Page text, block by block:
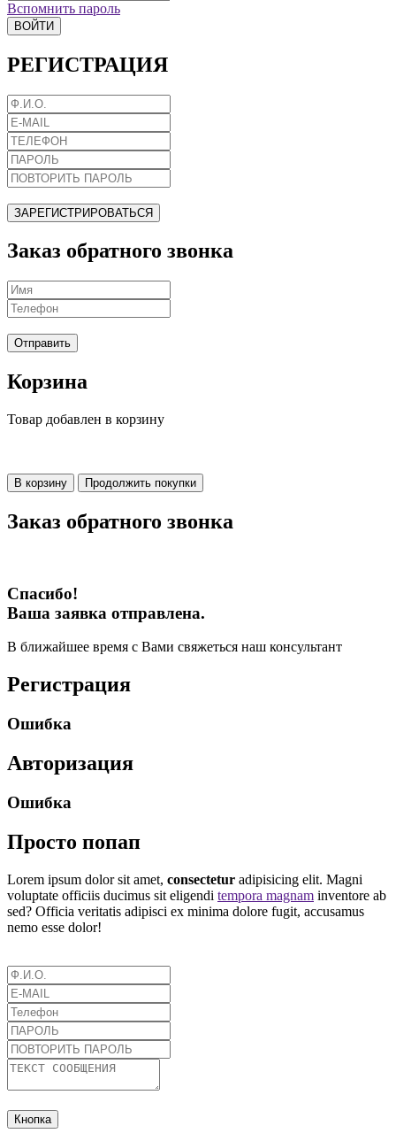
Вспомнить пароль
ВОЙТИ
РЕГИСТРАЦИЯ
ЗАРЕГИСТРИРОВАТЬСЯ
Заказ обратного звонка
Отправить
Корзина
Товар добавлен в корзину
В корзину Продолжить покупки
Заказ обратного звонка
Спасибо!
Ваша заявка отправлена.
В ближайшее время с Вами свяжеться наш консультант
Регистрация
Ошибка
Авторизация
Ошибка
Просто попап
Lorem ipsum dolor sit amet, consectetur adipisicing elit. Magni
voluptate officiis ducimus sit eligendi tempora magnam inventore ab
sed? Officia veritatis adipisci ex minima dolore fugit, accusamus
nemo esse dolor!
Кнопка